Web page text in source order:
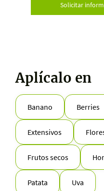
Solicitar
Aplícalo en
Banano Berries
Extensivos
Frutos secos
Patata Uva